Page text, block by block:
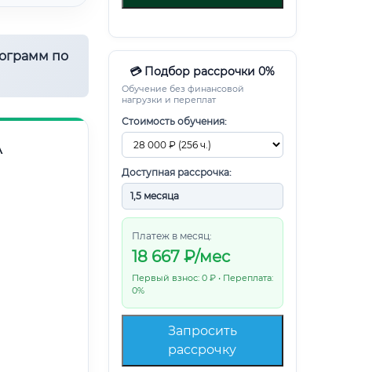
💳 Подбор рассрочки 0%
Обучение без финансовой
нагрузки и переплат
Стоимость обучения:
Доступная рассрочка:
Платеж в месяц:
18 667₽/мес
Первый взнос: 0 ₽ • Переплата:
0%
Запросить
рассрочку
по